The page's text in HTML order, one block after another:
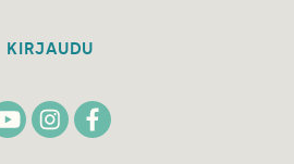
KIRJAUDU